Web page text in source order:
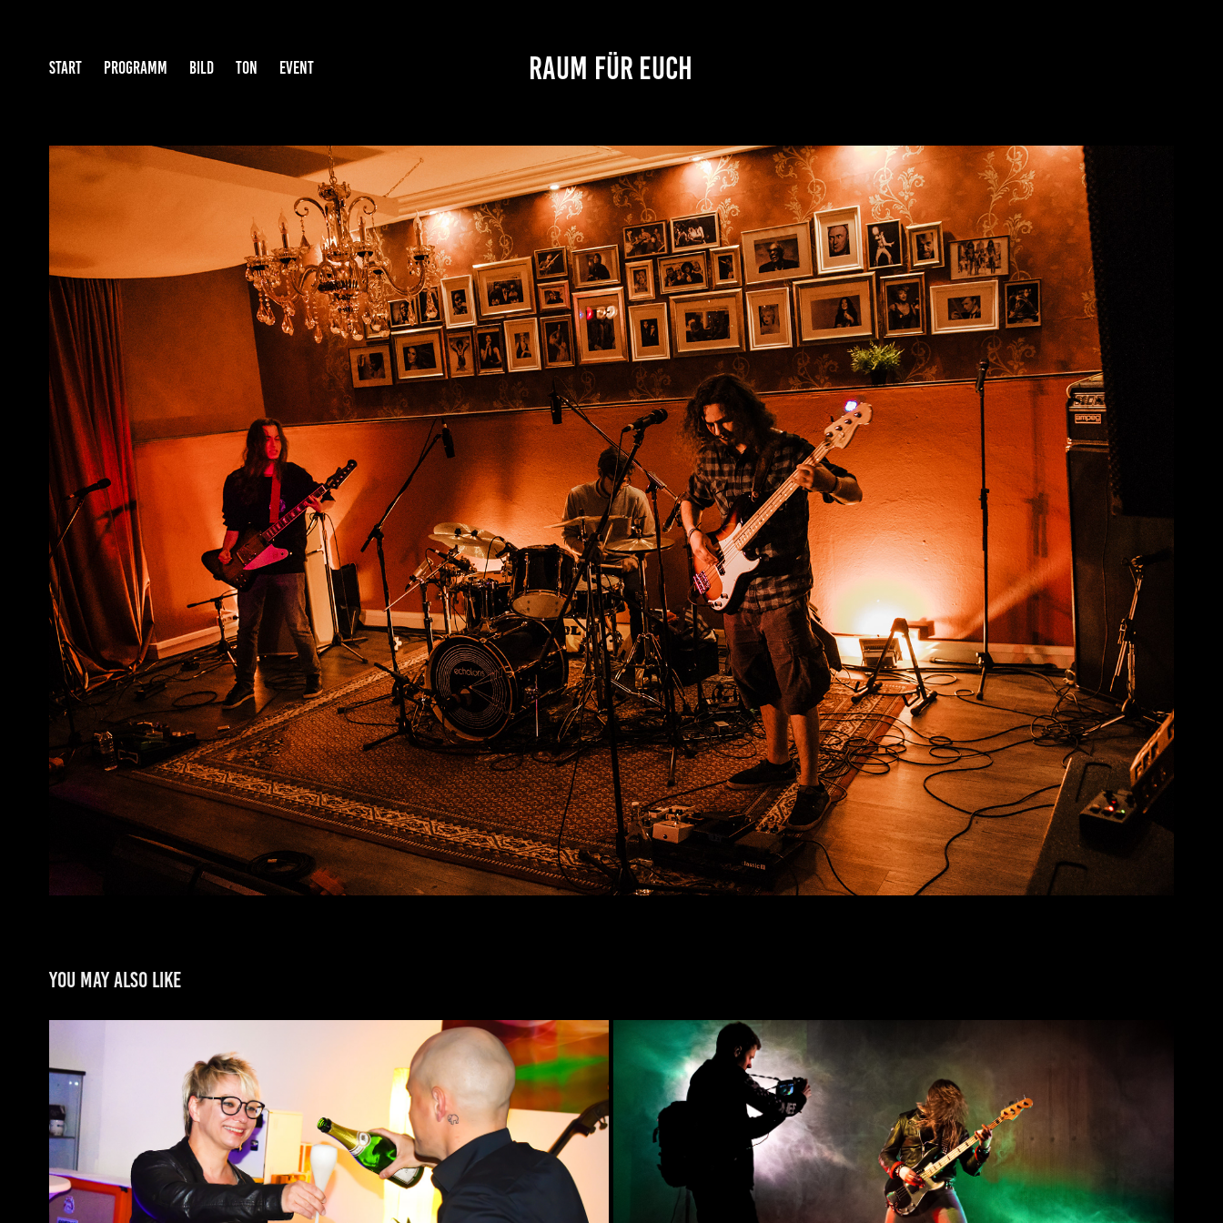
START PROGRAMM BILD TON EVENT RAUM FÜR EUCH
You may also like
Home 04
2020
Vulture
2021